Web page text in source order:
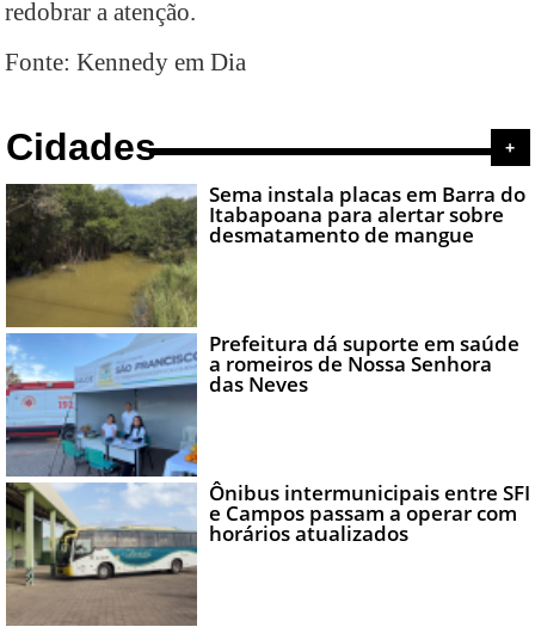
redobrar a atenção.
Fonte: Kennedy em Dia
Cidades +
Sema instala placas em Barra do
Itabapoana para alertar sobre
desmatamento de mangue
Prefeitura dá suporte em saúde
a romeiros de Nossa Senhora
das Neves
Ônibus intermunicipais entre SFI
e Campos passam a operar com
horários atualizados